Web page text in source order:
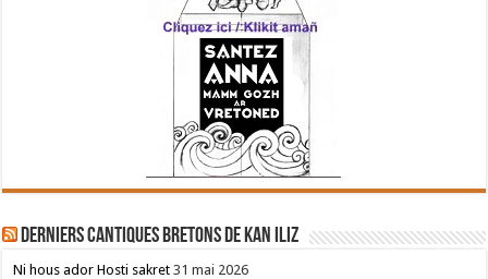
Derniers cantiques bretons de Kan Iliz
Ni hous ador Hosti sakret 31 mai 2026